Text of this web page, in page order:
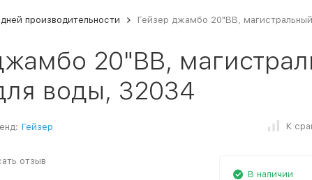
производительности Гейзер джамбо 20"ВВ,
20"ВВ,
воды, 32034
Гейзер К
отзыв
В наличии